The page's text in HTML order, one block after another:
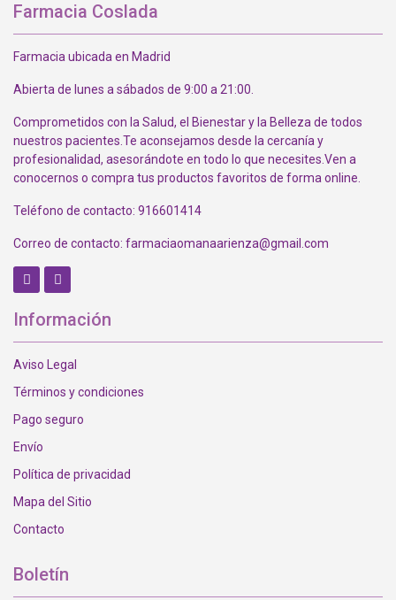
Farmacia Coslada
Farmacia ubicada en Madrid
Abierta de lunes a sábados de 9:00 a 21:00.
Comprometidos con la Salud, el Bienestar y la Belleza de todos
nuestros pacientes.Te aconsejamos desde la cercanía y
profesionalidad, asesorándote en todo lo que necesites.Ven a
conocernos o compra tus productos favoritos de forma online.
Teléfono de contacto: 916601414
Correo de contacto: farmaciaomanaarienza@gmail.com
Información
Aviso Legal
Términos y condiciones
Pago seguro
Envío
Política de privacidad
Mapa del Sitio
Contacto
Boletín